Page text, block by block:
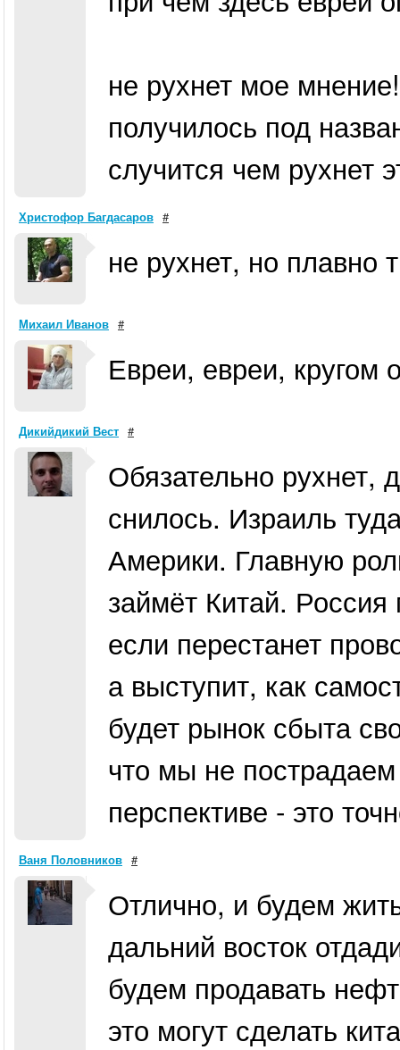
не рухнет мое
получилось под
случится чем рухнет
Христофор Багдасаров #
не рухнет, но плавно
Михаил Иванов #
Евреи, евреи, кругом
Дикийдикий Вест #
Обязательно рухнет,
снилось. Израиль
Америки. Главную
займёт Китай. Россия
если перестанет
а выступит, как
будет рынок сбыта
что мы не
перспективе - это
Ваня Половников #
Отлично, и будем
дальний восток
будем продавать
это могут сделать